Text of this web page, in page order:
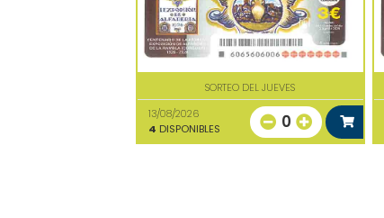
SORTEO DEL JUEVES
13/08/2026
4 DISPONIBLES 0